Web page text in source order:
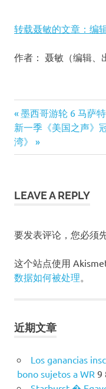
转载聂敏的文章：编
作者： 聂敏（编辑、
Latte
Art
文
章
航
Previous
Post:
墨西哥游轮 6 马萨
Next
Post:
新一季《美国之声》
湾》
LEAVE A REPLY
要发表评论，您必须
这个站点使用
数据如何被处理
近期文章
Los ganancias
bono sujetos a WR 9